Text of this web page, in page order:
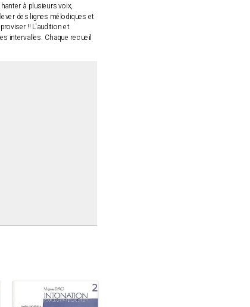
à plusieurs voix,
des lignes mélodiques et
!! L'audition et
intervalles. Chaque recueil